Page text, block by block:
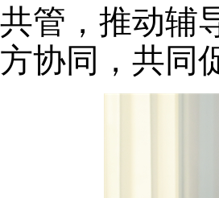
共管，推动辅
方协同，共同